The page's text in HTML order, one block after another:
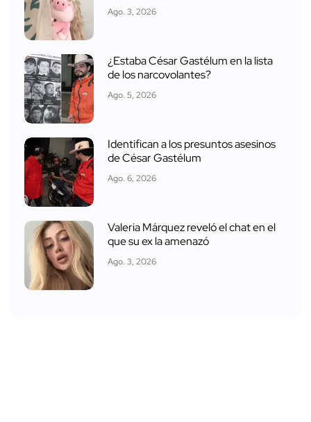
Ago. 3, 2026
¿Estaba César Gastélum en la lista
de los narcovolantes?
Ago. 5, 2026
Identifican a los presuntos asesinos
de César Gastélum
Ago. 6, 2026
Valeria Márquez reveló el chat en el
que su ex la amenazó
Ago. 3, 2026